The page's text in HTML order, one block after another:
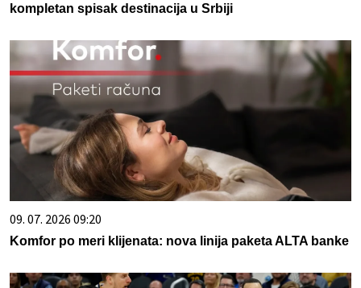
kompletan spisak destinacija u Srbiji
09. 07. 2026 09:20
Komfor po meri klijenata: nova linija paketa ALTA banke